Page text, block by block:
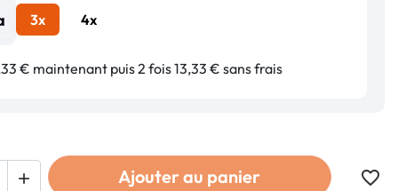
3x 4x
€ maintenant puis 2 fois 13,33 € sans frais
 Ajouter au panier favorite_border